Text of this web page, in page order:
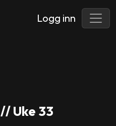
Logg inn
Uke 33